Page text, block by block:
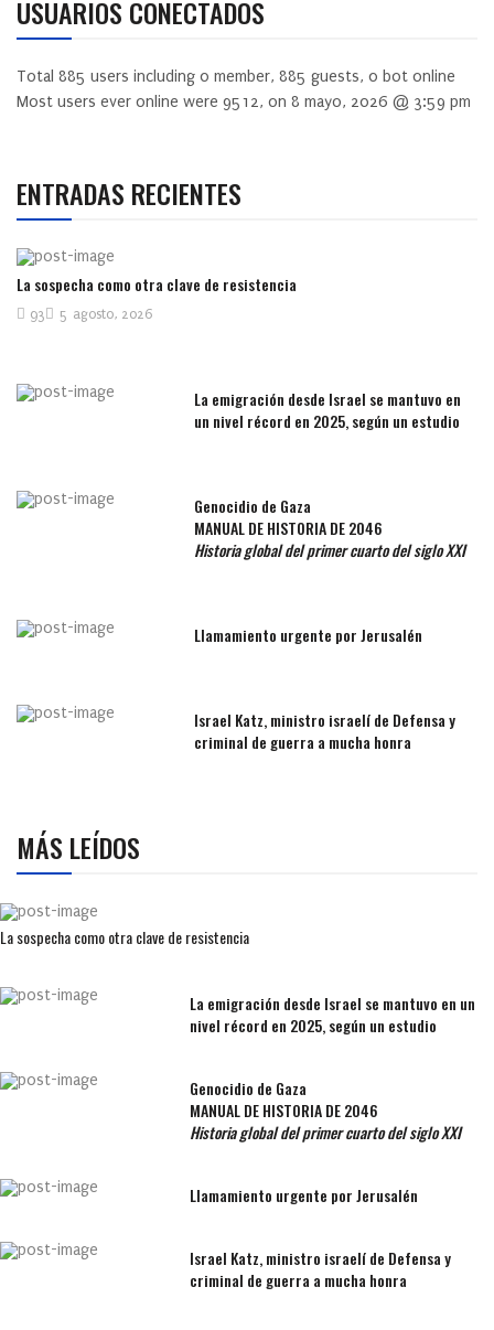
USUARIOS CONECTADOS
Total 885 users including 0 member, 885 guests, 0 bot online
Most users ever online were 9512, on 8 mayo, 2026 @ 3:59 pm
ENTRADAS RECIENTES
La sospecha como otra clave de resistencia
5 agosto, 2026
93
La emigración desde Israel se mantuvo en
un nivel récord en 2025, según un estudio
Genocidio de Gaza
MANUAL DE HISTORIA DE 2046
Historia global del primer cuarto del siglo XXI
Llamamiento urgente por Jerusalén
Israel Katz, ministro israelí de Defensa y
criminal de guerra a mucha honra
MÁS LEÍDOS
La sospecha como otra clave de resistencia
La emigración desde Israel se mantuvo en un
nivel récord en 2025, según un estudio
Genocidio de Gaza
MANUAL DE HISTORIA DE 2046
Historia global del primer cuarto del siglo XXI
Llamamiento urgente por Jerusalén
Israel Katz, ministro israelí de Defensa y
criminal de guerra a mucha honra